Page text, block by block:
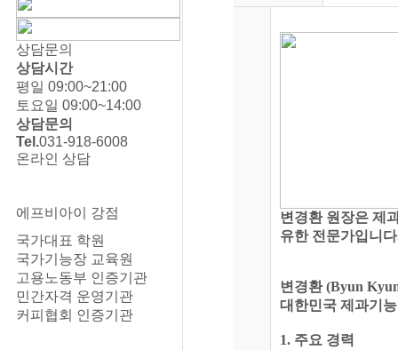
상담문의
상담시간
평일 09:00~21:00
토요일 09:00~14:00
상담문의
Tel.031-918-6008
온라인 상담
에프비아이 강점
국가대표 학원
국가기능장 교육원
고용노동부 인증기관
민간자격 운영기관
커피협회 인증기관
변경환 원장은 제
유한 전문가입니
변경환 (Byun
대한민국 제과기
1. 주요 경력